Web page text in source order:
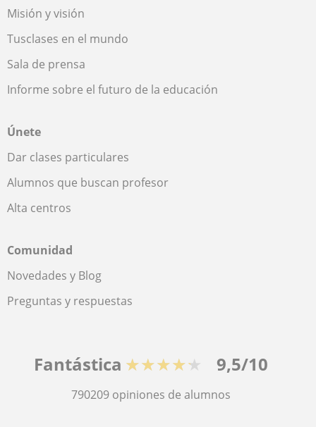
Misión y visión
Tusclases en el mundo
Sala de prensa
Informe sobre el futuro de la educación
Únete
Dar clases particulares
Alumnos que buscan profesor
Alta centros
Comunidad
Novedades y Blog
Preguntas y respuestas
Fantástica ★★★★★ 9,5/10
790209 opiniones de alumnos